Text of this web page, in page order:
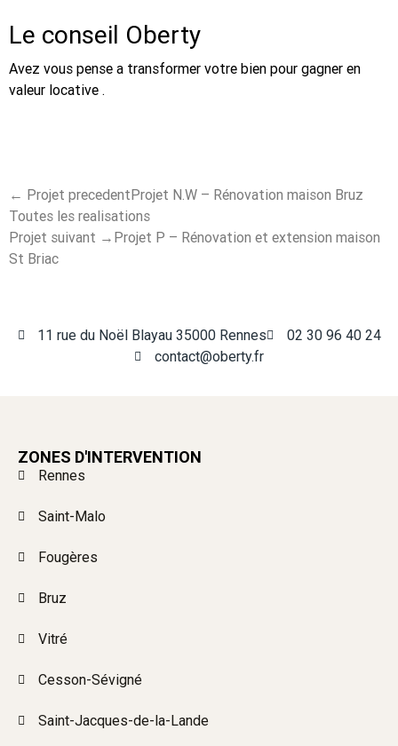
Le conseil Oberty
Avez vous pense a transformer votre bien pour gagner en
valeur locative .
← Projet precedentProjet N.W – Rénovation maison Bruz
Toutes les realisations
Projet suivant → Projet P – Rénovation et extension maison
St Briac
11 rue du Noël Blayau 35000 Rennes
02 30 96 40 24
contact@oberty.fr
ZONES D'INTERVENTION
Rennes
Saint-Malo
Fougères
Bruz
Vitré
Cesson-Sévigné
Saint-Jacques-de-la-Lande